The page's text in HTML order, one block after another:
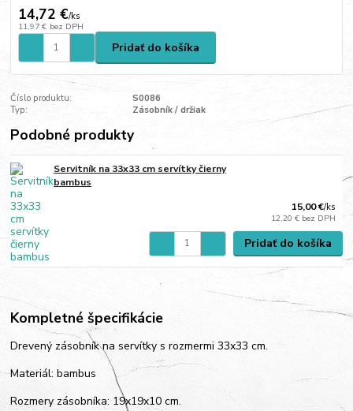
14,72 €/ks
11,97 € bez DPH
Pridať do košíka
Číslo produktu:
S0086
Typ:
Zásobník / držiak
Podobné produkty
Servitník na 33x33 cm servítky čierny
bambus
15,00 €/ks
12,20 € bez DPH
Pridať do košíka
Kompletné špecifikácie
Drevený zásobník na servítky s rozmermi 33x33 cm.
Materiál: bambus
Rozmery zásobníka: 19x19x10 cm.